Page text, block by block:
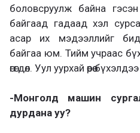
боловсруулж байна
байгаад гадаад хэл
асар их мэдээллийг
байгаа юм. Тийм учраас
өгөгдөл. Уул уурхай өөрөө
-Монголд машин
дурдана уу?